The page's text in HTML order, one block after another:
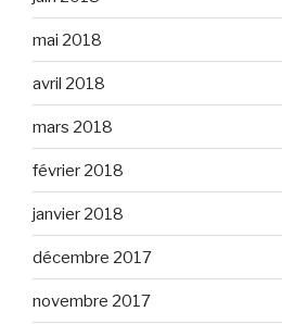
mai 2018
avril 2018
mars 2018
février 2018
janvier 2018
décembre 2017
novembre 2017